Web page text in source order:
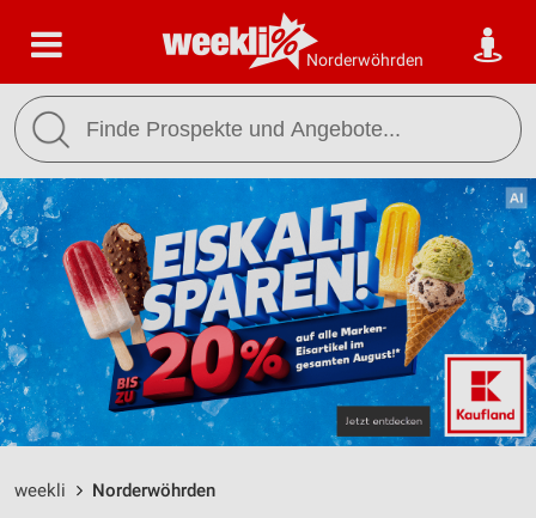
Norderwöhrden
weekli Norderwöhrden